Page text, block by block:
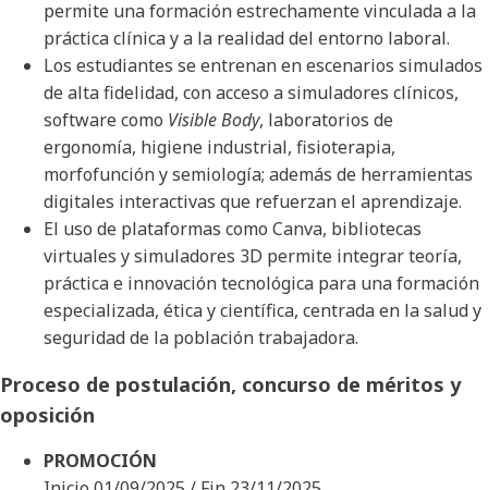
permite una formación estrechamente vinculada a la
práctica clínica y a la realidad del entorno laboral.
Los estudiantes se entrenan en escenarios simulados
de alta fidelidad, con acceso a simuladores clínicos,
software como Visible Body, laboratorios de
ergonomía, higiene industrial, fisioterapia,
morfofunción y semiología; además de herramientas
digitales interactivas que refuerzan el aprendizaje.
El uso de plataformas como Canva, bibliotecas
virtuales y simuladores 3D permite integrar teoría,
práctica e innovación tecnológica para una formación
especializada, ética y científica, centrada en la salud y
seguridad de la población trabajadora.
Proceso de postulación, concurso de méritos y
oposición
PROMOCIÓN